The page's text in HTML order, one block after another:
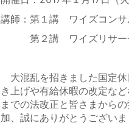
講師：第１講 ワイズコン
第２講 ワイズリサー
大混乱を招きました国定休
き上げや有給休暇の改定な
までの法改正と皆さまから
加、誠にありがとうございま